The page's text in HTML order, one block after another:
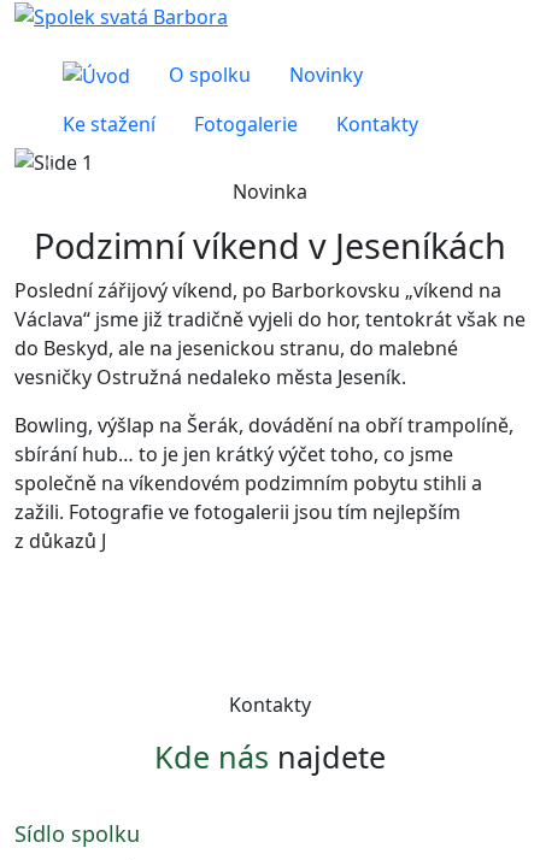
O spolku
Novinky
Ke stažení
Fotogalerie
Kontakty
Předchozí
Novinka
Podzimní víkend v Jeseníkách
Poslední zářijový víkend, po Barborkovsku „víkend na
Václava“ jsme již tradičně vyjeli do hor, tentokrát však ne
do Beskyd, ale na jesenickou stranu, do malebné
vesničky Ostružná nedaleko města Jeseník.
Bowling, výšlap na Šerák, dovádění na obří trampolíně,
sbírání hub… to je jen krátký výčet toho, co jsme
společně na víkendovém podzimním pobytu stihli a
zažili. Fotografie ve fotogalerii jsou tím nejlepším
z důkazů J
Kontakty
Kde nás najdete
Sídlo spolku